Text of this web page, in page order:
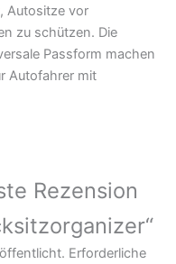
Autositze vor
zu schützen. Die
Passform machen
Autofahrer mit
Rezension
Erforderliche